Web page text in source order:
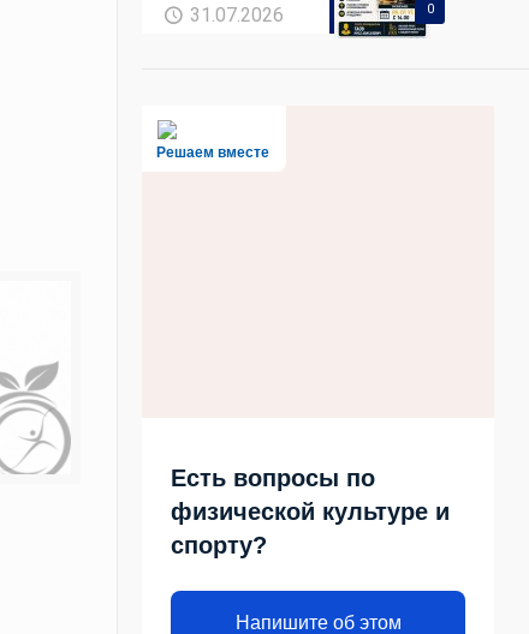
0
31.07.2026
Решаем вместе
Есть вопросы по
физической культуре и
спорту?
Напишите об этом